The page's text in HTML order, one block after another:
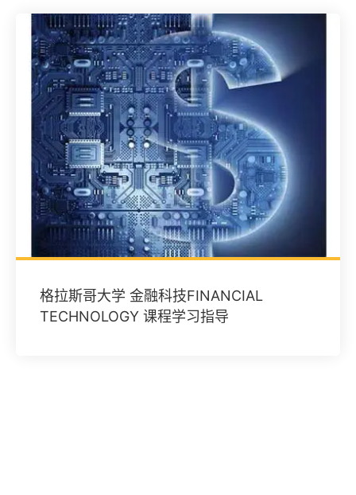
格拉斯哥大学 金融科技FINANCIAL
TECHNOLOGY 课程学习指导